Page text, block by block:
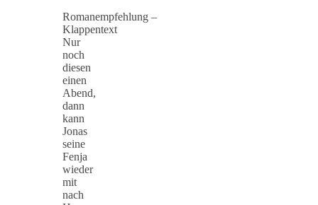
Romanempfehlung –
Klappentext
Nur
noch
diesen
einen
Abend,
dann
kann
Jonas
seine
Fenja
wieder
mit
nach